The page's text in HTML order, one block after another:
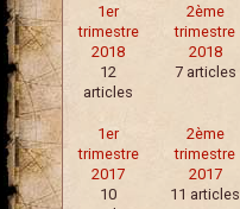
1er
trimestre
2018
12
articles
2ème
trimestre
2018
7 articles
1er
trimestre
2017
10
2ème
trimestre
2017
11 articles